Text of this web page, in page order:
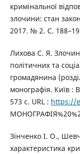
кримінальної
злочини: стан
2017. № 2. С.
Лихова С. Я.
політичних та
громадянина
монографія. Київ :
573 с. URL : https://
Зінченко І. О.,
характеристика